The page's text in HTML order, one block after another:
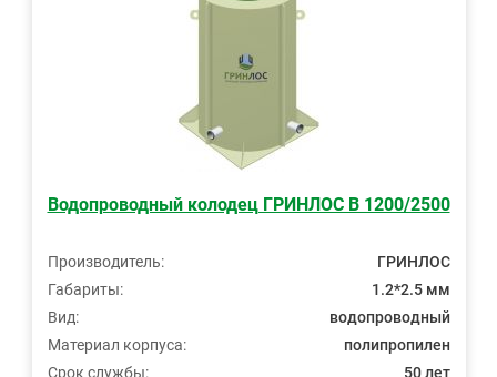
Водопроводный колодец ГРИНЛОС В 1200/2500
Производитель:
ГРИНЛОС
Габариты:
1.2*2.5 мм
Вид:
водопроводный
Материал корпуса:
полипропилен
Срок службы:
50 лет